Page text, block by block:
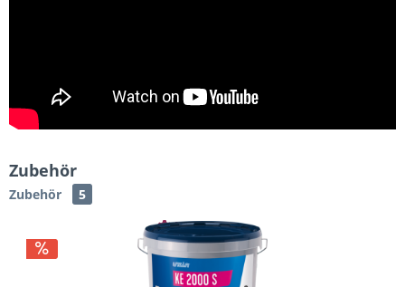
Zubehör
Zubehör 5
Varianten